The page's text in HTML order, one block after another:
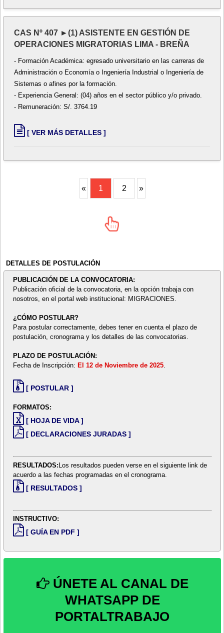
CAS Nº 407 ►(1) ASISTENTE EN GESTIÓN DE
OPERACIONES MIGRATORIAS LIMA - BREÑA
- Formación Académica: egresado universitario en las carreras de
Administración o Economía o Ingeniería Industrial o Ingeniería de
Sistemas o afines por la formación.
- Experiencia General: (04) años en el sector público y/o privado.
- Remuneración: S/. 3764.19
[ VER MÁS DETALLES ]
« 1 2 »
DETALLES DE POSTULACIÓN
PUBLICACIÓN DE LA CONVOCATORIA:
Publicación oficial de la convocatoria, en la opción trabaja con
nosotros, en el portal web institucional: MIGRACIONES.
¿CÓMO POSTULAR?
Para postular correctamente, debes tener en cuenta el plazo de
postulación, cronograma y los detalles de las convocatorias.
PLAZO DE POSTULACIÓN:
Fecha de Inscripción: El 12 de Noviembre de 2025.
[ POSTULAR ]
FORMATOS:
[ HOJA DE VIDA ]
[ DECLARACIONES JURADAS ]
RESULTADOS:Los resultados pueden verse en el siguiente link de
acuerdo a las fechas programadas en el cronograma.
[ RESULTADOS ]
INSTRUCTIVO:
[ GUÍA EN PDF ]
ÚNETE AL CANAL DE
WHATSAPP DE
PORTALTRABAJO